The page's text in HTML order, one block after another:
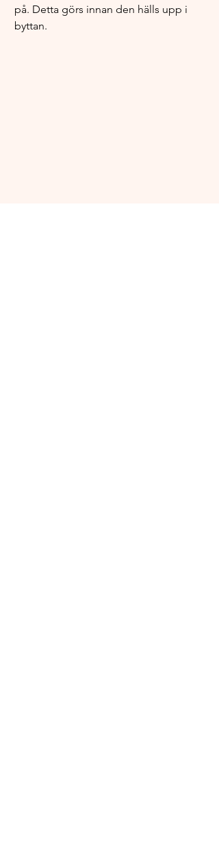
på. Detta görs innan den hälls upp i
byttan.